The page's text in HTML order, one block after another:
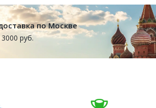
по Москве
руб.